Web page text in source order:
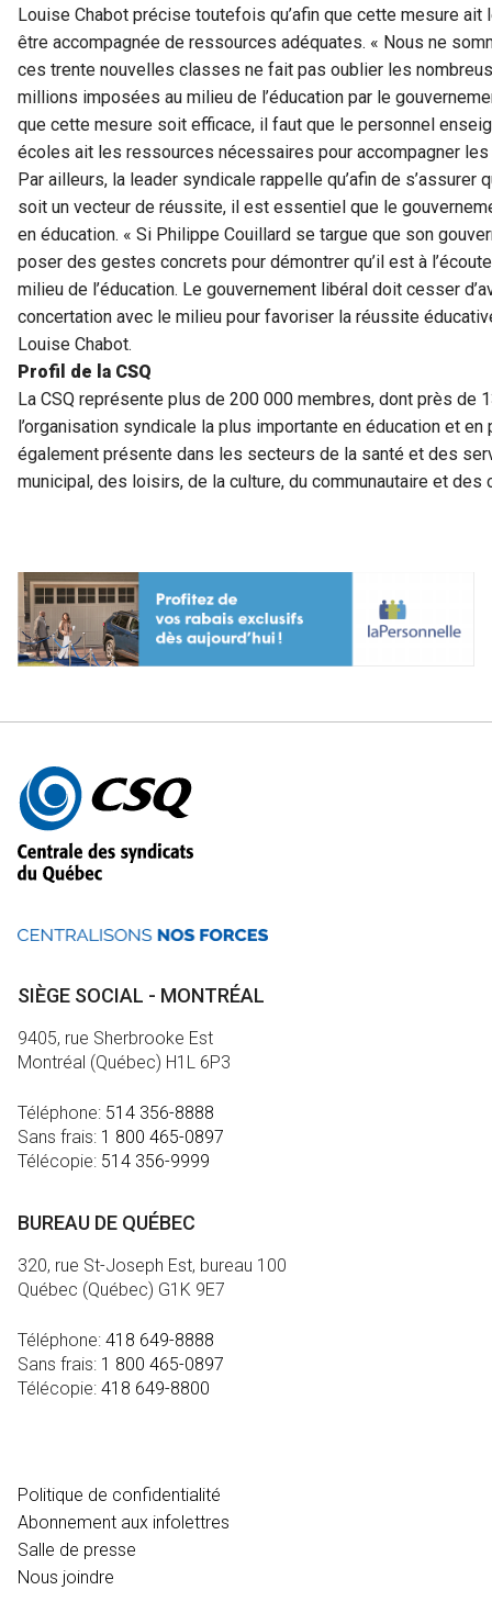
Louise Chabot précise toutefois qu’afin que cette mesure
être accompagnée de ressources adéquates. « Nous ne
ces trente nouvelles classes ne fait pas oublier les
millions imposées au milieu de l’éducation par le
que cette mesure soit efficace, il faut que le personnel
écoles ait les ressources nécessaires pour accompagner
Par ailleurs, la leader syndicale rappelle qu’afin de s’assurer
soit un vecteur de réussite, il est essentiel que le
en éducation. « Si Philippe Couillard se targue que son
poser des gestes concrets pour démontrer qu’il est à
milieu de l’éducation. Le gouvernement libéral doit cesser
concertation avec le milieu pour favoriser la réussite
Louise Chabot.
Profil de la CSQ
La CSQ représente plus de 200 000 membres, dont près de
l’organisation syndicale la plus importante en éducation et
également présente dans les secteurs de la santé et des
municipal, des loisirs, de la culture, du communautaire et des
Autres
informations
SIÈGE SOCIAL - MONTRÉAL
9405, rue Sherbrooke Est
Montréal (Québec) H1L 6P3
Téléphone: 514 356-8888
Sans frais: 1 800 465-0897
Télécopie: 514 356-9999
BUREAU DE QUÉBEC
320, rue St-Joseph Est, bureau 100
Québec (Québec) G1K 9E7
Téléphone: 418 649-8888
Sans frais: 1 800 465-0897
Télécopie: 418 649-8800
Politique de confidentialité
Abonnement aux infolettres
Salle de presse
Nous joindre